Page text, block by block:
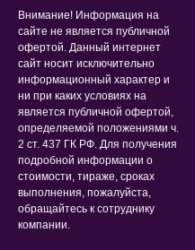
Внимание! Информация на
сайте не является публичной
офертой. Данный интернет
сайт носит исключительно
информационный характер и
ни при каких условиях на
является публичной офертой,
определяемой положениями ч.
2 ст. 437 ГК РФ. Для получения
подробной информации о
стоимости, тираже, сроках
выполнения, пожалуйста,
обращайтесь к сотруднику
компании.